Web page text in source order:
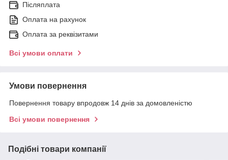
Післяплата
Оплата на рахунок
Оплата за реквізитами
Всі умови оплати
Умови повернення
Повернення товару впродовж 14 днів за домовленістю
Всі умови повернення
Подібні товари компанії